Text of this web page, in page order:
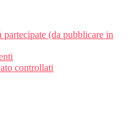
partecipate (da pubblicare in
controllati